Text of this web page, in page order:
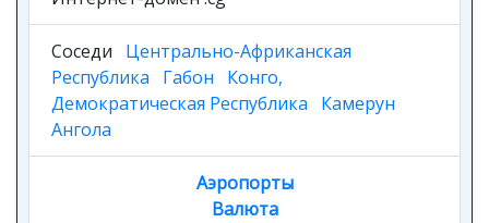
Соседи Центрально-Африканская
Республика
Габон
Конго,
Демократическая Республика
Камерун
Ангола
Аэропорты
Валюта